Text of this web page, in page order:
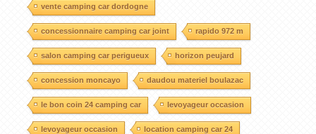
vente camping car dordogne
concessionnaire camping car joint rapido 972 m
salon camping car perigueux horizon peujard
concession moncayo daudou materiel boulazac
le bon coin 24 camping car levoyageur occasion
levoyageur occasion location camping car 24